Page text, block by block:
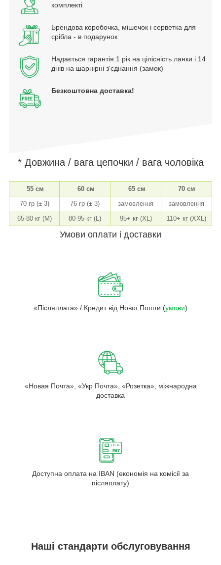
комплекті
Брендова коробочка, мішечок і серветка для
срібла - в подарунок
Надається гарантія 1 рік на цілісність ланки і 14
днів на шарнірні з'єднання (замок)
Безкоштовна доставка!
* Довжина / вага цепочки / вага чоловіка
55 см 60 см 65 см
70 см
70 гр (± 3)
76 гр (± 3) замовлення
замовлення
65-80 кг (M)
80-95 кг (L) 95+ кг (XL) 110+ кг (XXL)
Умови оплати і доставки
«Післяплата» / Кредит від Нової Пошти (умови)
«Новая Почта», «Укр Почта», «Розетка», міжнародна
доставка
Доступна оплата на IBAN (економія на комісії за
післяплату)
Наші стандарти обслуговування